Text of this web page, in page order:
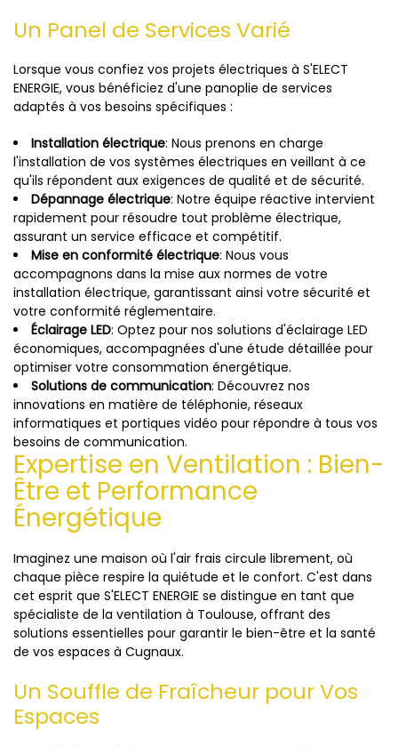
Un Panel de Services Varié
Lorsque vous confiez vos projets électriques à S'ELECT
ENERGIE, vous bénéficiez d'une panoplie de services
adaptés à vos besoins spécifiques :
Installation électrique: Nous prenons en charge
l'installation de vos systèmes électriques en veillant à ce
qu'ils répondent aux exigences de qualité et de sécurité.
Dépannage électrique: Notre équipe réactive intervient
rapidement pour résoudre tout problème électrique,
assurant un service efficace et compétitif.
Mise en conformité électrique: Nous vous
accompagnons dans la mise aux normes de votre
installation électrique, garantissant ainsi votre sécurité et
votre conformité réglementaire.
Éclairage LED: Optez pour nos solutions d'éclairage LED
économiques, accompagnées d'une étude détaillée pour
optimiser votre consommation énergétique.
Solutions de communication: Découvrez nos
innovations en matière de téléphonie, réseaux
informatiques et portiques vidéo pour répondre à tous vos
besoins de communication.
Expertise en Ventilation : Bien-
Être et Performance
Énergétique
Imaginez une maison où l'air frais circule librement, où
chaque pièce respire la quiétude et le confort. C'est dans
cet esprit que S'ELECT ENERGIE se distingue en tant que
spécialiste de la ventilation à Toulouse, offrant des
solutions essentielles pour garantir le bien-être et la santé
de vos espaces à Cugnaux.
Un Souffle de Fraîcheur pour Vos
Espaces